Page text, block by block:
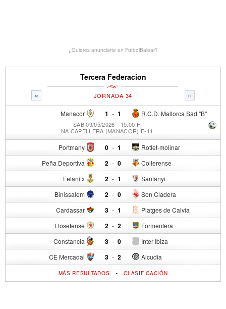
¿Quieres anunciarte en FutbolBalear?
Tercera Federacion
« »
JORNADA 34
Manacor 1 - R.C.D. Mallorca Sad "B"
1
SÁB 09/05/2026 - 15:00 H
NA CAPELLERA (MANACOR) F-11
Portmany 0 - Rotlet-molinar
1
Peña Deportiva 2 - Collerense
0
Felanitx 2 - Santanyi
1
Binissalem 2 - Son Cladera
0
Cardassar 3 - Platges de Calvia
1
Llosetense 2 - Formentera
2
Constancia 3 - Inter Ibiza
0
CE Mercadal 3 - Alcudia
2
MÁS RESULTADOS -CLASIFICACIÓN